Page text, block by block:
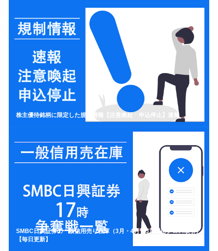
株主優待銘柄に限定した規制情報【注意喚起・申込停止】速報
SMBC日興証券の一般信用売り在庫（3月・4月・5月優待クロス取引）
【毎日更新】